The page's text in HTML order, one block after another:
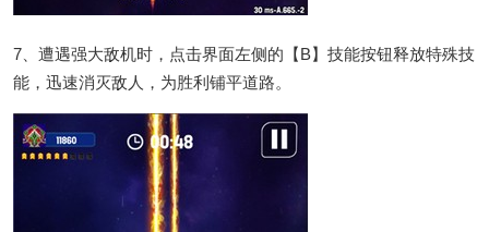
7、遭遇强大敌机时，点击界面左侧的【B】技能按钮释放特殊技
能，迅速消灭敌人，为胜利铺平道路。